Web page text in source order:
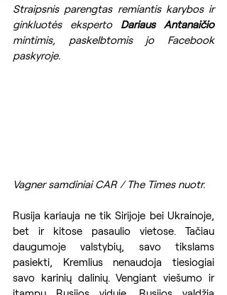
Straipsnis parengtas remiantis karybos ir
ginkluotės eksperto Dariaus Antanaičio
mintimis, paskelbtomis jo Facebook
paskyroje.
Vagner samdiniai CAR / The Times nuotr.
Rusija kariauja ne tik Sirijoje bei Ukrainoje,
bet ir kitose pasaulio vietose. Tačiau
daugumoje valstybių, savo tikslams
pasiekti, Kremlius nenaudoja tiesiogiai
savo karinių dalinių. Vengiant viešumo ir